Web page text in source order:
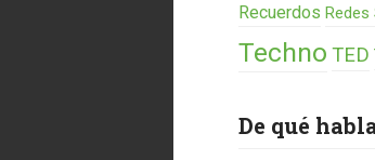
Recuerdos Redes
Techno TED
De qué